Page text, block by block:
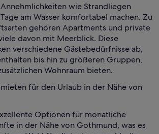
wie Strandliegen
am Wasser komfortabel machen. Zu
gehören Apartments und private
davon mit Meerblick. Diese
verschiedene Gästebedürfnisse ab,
bis hin zu größeren Gruppen,
Wohnraum bieten.
für den Urlaub in der Nähe von
Optionen für monatliche
in der Nähe von Gothmund, was es